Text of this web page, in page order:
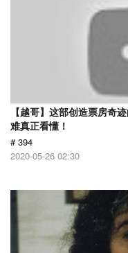
【越哥】这部创造票房奇
难真正看懂！
# 394
2020-05-26 02:30